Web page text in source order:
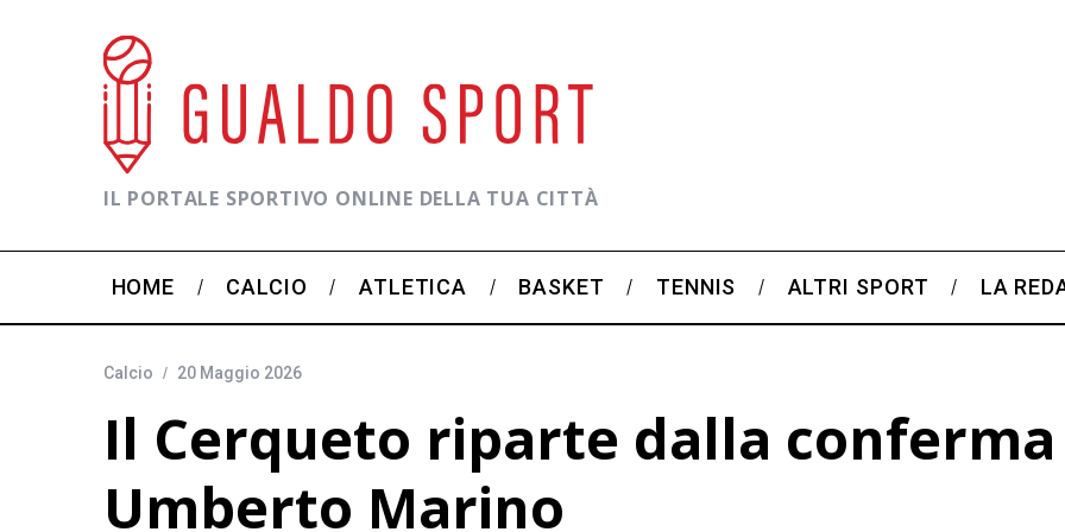
IL PORTALE SPORTIVO ONLINE DELLA TUA CITTÀ
HOME CALCIO ATLETICA BASKET TENNIS ALTRI SPORT LA
Calcio 20 Maggio 2026
Il Cerqueto riparte dalla
Umberto Marino